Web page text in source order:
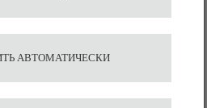
АВТОМАТИЧЕСКИ